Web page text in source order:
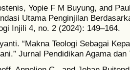
Yopie F M Buyung, and
Utama Penginjilan
Injili 4, no. 2 (2024): 149–164.
“Makna Teologi Sebagai
Jurnal Pendidikan Agama